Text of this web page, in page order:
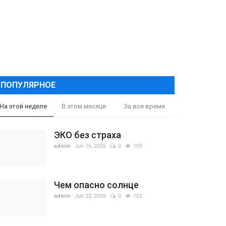
ПОПУЛЯРНОЕ
этой неделе В этом месяце За все время
ЭКО без страха
admin Jun 16, 2026 0 109
Чем опасно солнце
admin Jun 23, 2026 0 103